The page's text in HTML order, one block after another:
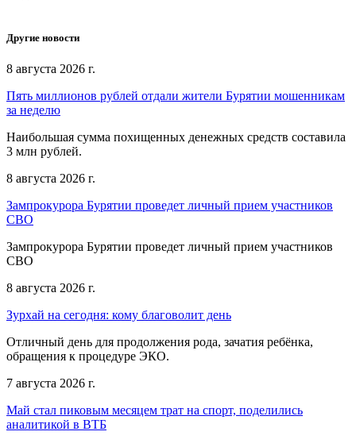
Другие новости
8 августа 2026 г.
Пять миллионов рублей отдали жители Бурятии мошенникам
за неделю
Наибольшая сумма похищенных денежных средств составила
3 млн рублей.
8 августа 2026 г.
Зампрокурора Бурятии проведет личный прием участников
СВО
Зампрокурора Бурятии проведет личный прием участников
СВО
8 августа 2026 г.
Зурхай на сегодня: кому благоволит день
Отличный день для продолжения рода, зачатия ребёнка,
обращения к процедуре ЭКО.
7 августа 2026 г.
Май стал пиковым месяцем трат на спорт, поделились
аналитикой в ВТБ